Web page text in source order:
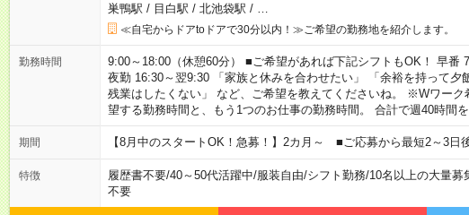
巣鴨駅 / 目白駅 / 北池袋駅 /
≪自宅からドアtoドアで30分以内！≫ご希望の勤務地を紹介します。
勤務時間
9:00～18:00（休憩60分） ■ご希望があれば下記シフトもOK！ 早番
夜勤 16:30～翌9:30 「家族と休みを合わせたい」 「余裕を持って夕
残業はしたくない」 など、ご希望を教えてくださいね。 ※Wワーク
望する勤務時間と、もう1つのお仕事の勤務時間。 合計で週40時間
期間 【8月中のスタートOK！急募！】2カ月～ ■ご応募から最短2～3日
特徴 履歴書不要/40～50代活躍中/服装自由/シフト勤務/10名以上の大量募
不要